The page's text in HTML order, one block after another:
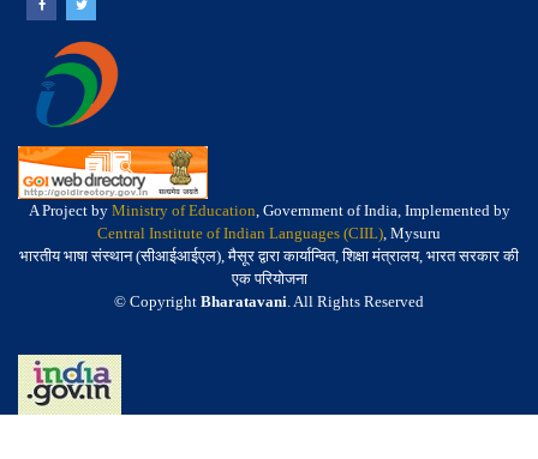
A Project by Ministry of Education, Government of India, Implemented by
Central Institute of Indian Languages (CIIL), Mysuru
भारतीय भाषा संस्थान (सीआईआईएल), मैसूर द्वारा कार्यान्वित, शिक्षा मंत्रालय, भारत सरकार की
एक परियोजना
© Copyright Bharatavani. All Rights Reserved